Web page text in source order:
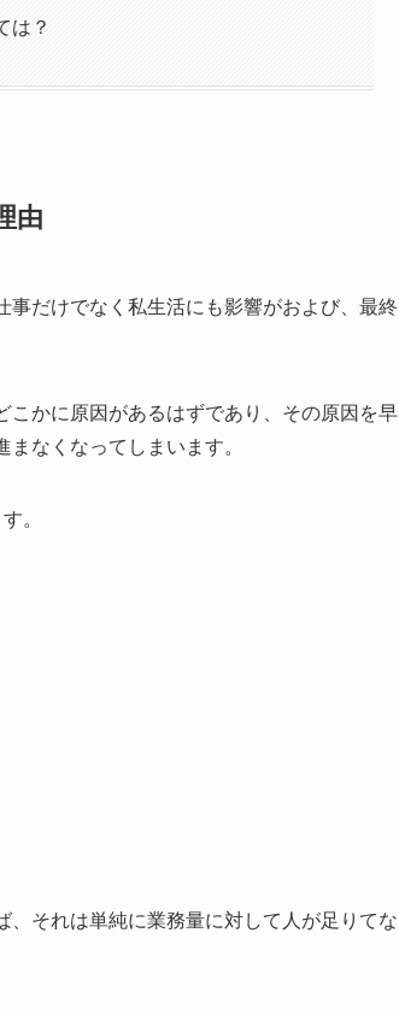
は？
由
だけでなく私生活にも影響がおよび、最終
かに原因があるはずであり、その原因を早
なくなってしまいます。
。
それは単純に業務量に対して人が足りてな